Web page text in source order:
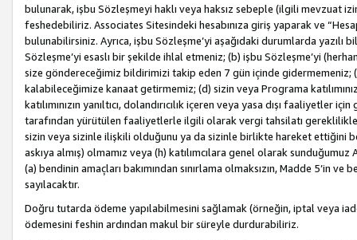
bulunarak, işbu Sözleşmeyi haklı veya haksız sebeple (ilgili mevzuat
feshedebiliriz. Associates Sitesindeki hesabınıza giriş yaparak ve
bulunabilirsiniz. Ayrıca, işbu Sözleşme’yi aşağıdaki durumlarda yazılı
Sözleşme’yi esaslı bir şekilde ihlal etmeniz; (b) işbu Sözleşme’yi
size göndereceğimiz bildirimizi takip eden 7 gün içinde gidermemeniz;
kalabileceğimize kanaat getirmemiz; (d) sizin veya Programa
katılımınızın yanıltıcı, dolandırıcılık içeren veya yasa dışı
tarafından yürütülen faaliyetlerle ilgili olarak vergi tahsilatı
sizin veya sizinle ilişkili olduğunu ya da sizinle birlikte hareket ettiğini
askıya almış) olmamız veya (h) katılımcılara genel olarak
(a) bendinin amaçları bakımından sınırlama olmaksızın, Madde 5’in
sayılacaktır.
Doğru tutarda ödeme yapılabilmesini sağlamak (örneğin, iptal veya
ödemesini feshin ardından makul bir süreyle durdurabiliriz.